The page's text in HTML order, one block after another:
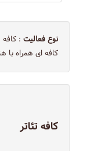
نوع فعالیت : کافه
کافه ای همراه با
کافه تئاتر